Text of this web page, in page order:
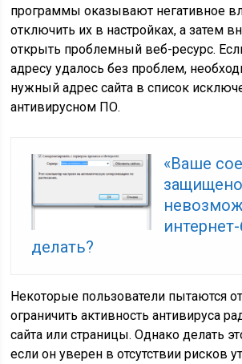
программы оказывают негативное
отключить их в настройках, а затем
открыть проблемный веб-ресурс.
адресу удалось без проблем,
нужный адрес сайта в список
антивирусном ПО.
«Ваше
делать?
Некоторые пользователи пытаются
ограничить активность антивируса
сайта или страницы. Однако делать
если он уверен в отсутствии рисков